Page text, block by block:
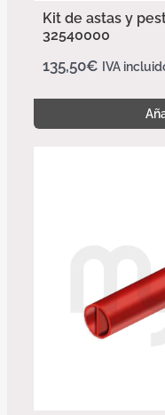
Kit de astas y
32540000
135,50€ IVA